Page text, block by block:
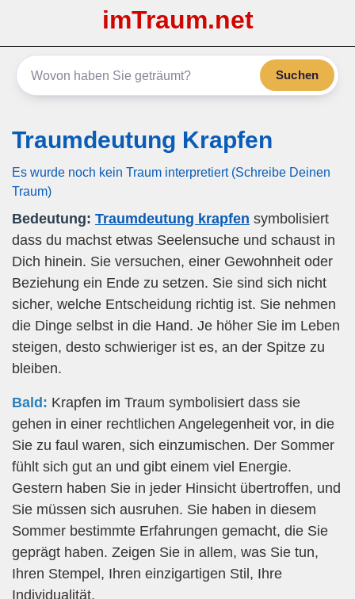
imTraum.net
Suchen
Traumdeutung Krapfen
Es wurde noch kein Traum interpretiert (Schreibe Deinen
Traum)
Bedeutung: Traumdeutung krapfen symbolisiert
dass du machst etwas Seelensuche und schaust in
Dich hinein. Sie versuchen, einer Gewohnheit oder
Beziehung ein Ende zu setzen. Sie sind sich nicht
sicher, welche Entscheidung richtig ist. Sie nehmen
die Dinge selbst in die Hand. Je höher Sie im Leben
steigen, desto schwieriger ist es, an der Spitze zu
bleiben.
Bald: Krapfen im Traum symbolisiert dass sie
gehen in einer rechtlichen Angelegenheit vor, in die
Sie zu faul waren, sich einzumischen. Der Sommer
fühlt sich gut an und gibt einem viel Energie.
Gestern haben Sie in jeder Hinsicht übertroffen, und
Sie müssen sich ausruhen. Sie haben in diesem
Sommer bestimmte Erfahrungen gemacht, die Sie
geprägt haben. Zeigen Sie in allem, was Sie tun,
Ihren Stempel, Ihren einzigartigen Stil, Ihre
Individualität.